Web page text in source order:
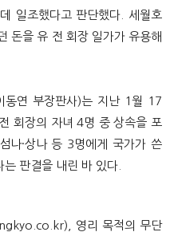
일조했다고 판단했다. 세월호
돈을 유 전 회장 일가가 유용해
동연 부장판사)는 지난 1월 17
회장의 자녀 4명 중 상속을 포
나·상나 등 3명에게 국가가 쓴
판결을 내린 바 있다.
영리 목적의 무단